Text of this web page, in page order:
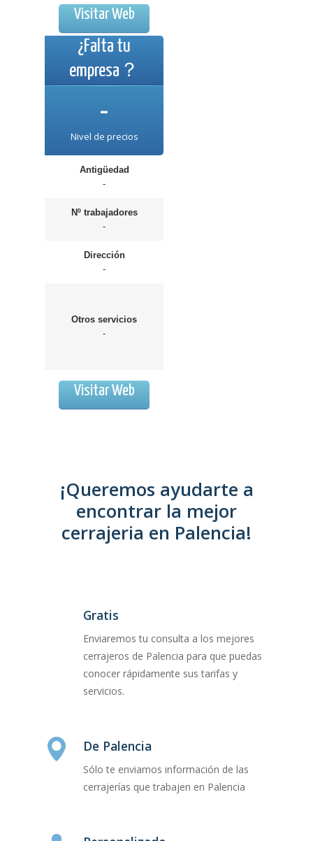
Visitar Web
¿Falta tu
empresa？
-
Nivel de precios
Antigüedad
-
Nº trabajadores
-
Dirección
-
Otros servicios
-
Visitar Web
¡Queremos ayudarte a
encontrar la mejor
cerrajeria en Palencia!
Gratis
Enviaremos tu consulta a los mejores
cerrajeros de Palencia para que puedas
conocer rápidamente sus tarifas y
servicios.
De Palencia
Sólo te enviamos información de las
cerrajerías que trabajen en Palencia